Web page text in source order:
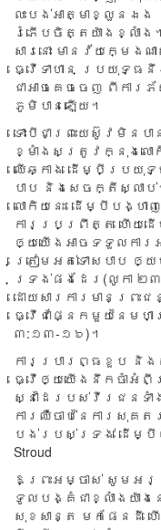
លះ​បង់​អាត្មា​ខ្លួន​ឯង
រំភើប​ចិត្ត​យ៉ាង​ខ្លាំង
សារ​នោះ មាន​វ័យ​ក្មេ
ធ្វើ​ទាហាន ប្រយុទ្ធ​
ជា​អាច​គេច​ចេញ ពី​ក
ភូមិ​បាន​ឡើយ។
ទោះ​បី​ជា​ព្រះ​យេស៊ូវ​មិ
ខ្មាំង​សត្រូវ​ក្នុង​លោកិ
ឈើ​ឆ្កាង ដើម្បី​ប្រយុ
បាប និង​សេចក្តី​ស្លា
លោកិយ​នេះ ដើម្បី​បង្ហ
ការ​ប្រព្រឹត្ត ហើយ​
ឲ្យ​យើង​អាច​ទទួល​ការ​
ត្រៀម​អត់​ទោស​បាប ឲ្
ទ្រង់​ផង​ដែរ​(លូកា ២
ដោយ​សារ​ការ​មាន​ព្រះ​
ធ្វើ​ជា​ផ្នែក​មួយ​នៃ​មហ
៣:១៣-១៦)។
ការ​ប្រារព្ធ​ខួប និង​
ធ្វើ​ឲ្យ​យើង​នឹក​ចាំ​អំ
ស្នា​ដៃ​របស់​វីរជន​ទំា
ការ​ឈឺ​ចាប់​នៃ​ការ​សុគ
បង់​របស់​ទ្រង់ ដើម្បី​ឲ្
Stroud
ឱ​ព្រះ​អម្ចាស់ សូម​អ
ទូល​បង្គំ​ជា​ខ្លាំង​យ៉ាង​
សុខ​សាន្ត មក​ផែន​ដី ហ